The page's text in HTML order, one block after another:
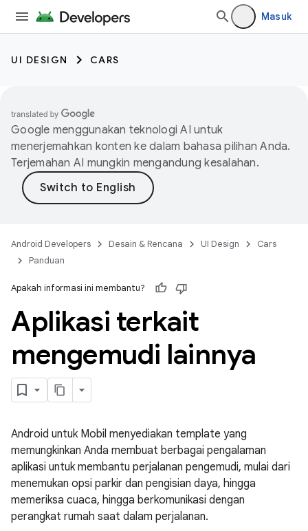
Masuk
UI DESIGN CARS
Google menggunakan teknologi AI untuk
menerjemahkan konten ke dalam bahasa pilihan Anda.
Terjemahan AI mungkin mengandung kesalahan.
Android Developers Desain & Rencana UI Design
Cars
Panduan
Apakah informasi ini membantu?
Aplikasi terkait
mengemudi lainnya
Android untuk Mobil menyediakan template yang
memungkinkan Anda membuat berbagai pengalaman
aplikasi untuk membantu perjalanan pengemudi, mulai dari
menemukan opsi parkir dan pengisian daya, hingga
memeriksa cuaca, hingga berkomunikasi dengan
perangkat rumah saat dalam perjalanan.